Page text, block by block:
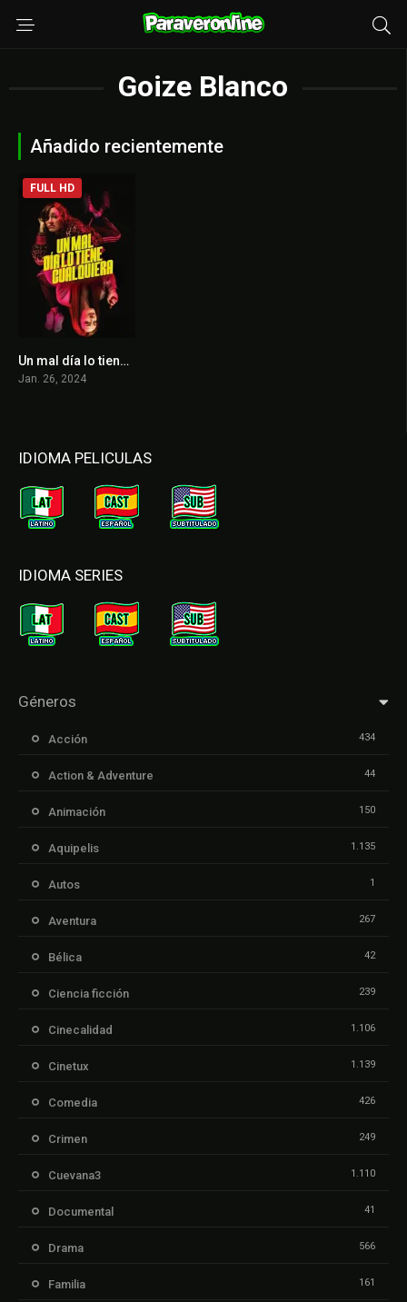
Goize Blanco
Añadido recientemente
6.5
FULL HD
Un mal día lo tiene cualquiera
Jan. 26, 2024
IDIOMA PELICULAS
IDIOMA SERIES
Géneros
Acción 434
Action & Adventure 44
Animación 150
Aquipelis 1.135
Autos 1
Aventura 267
Bélica 42
Ciencia ficción 239
Cinecalidad 1.106
Cinetux 1.139
Comedia 426
Crimen 249
Cuevana3 1.110
Documental 41
Drama 566
Familia 161